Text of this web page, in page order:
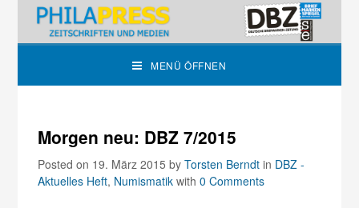
MENÜ ÖFFNEN
Morgen neu: DBZ 7/2015
Posted on 19. März 2015byTorsten Berndt in DBZ -
Aktuelles Heft, Numismatik with0 Comments